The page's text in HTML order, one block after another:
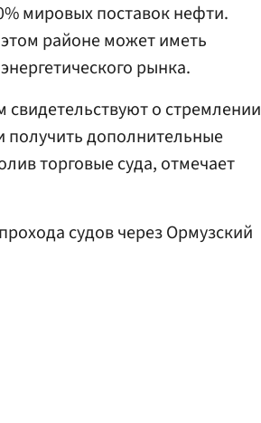
мировых поставок нефти.
районе может иметь
рынка.
свидетельствуют о стремлении
получить дополнительные
торговые суда, отмечает
судов через Ормузский